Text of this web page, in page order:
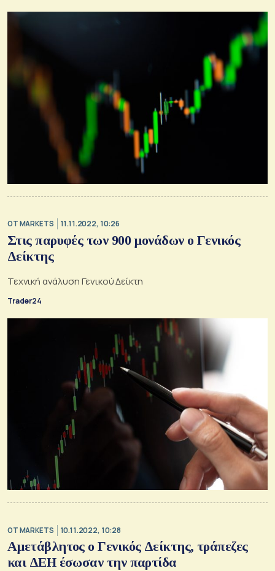
OT MARKETS 11.11.2022, 10:26
Στις παρυφές των 900 μονάδων ο Γενικός
Δείκτης
Τεχνική ανάλυση Γενικού Δείκτη
Trader24
OT MARKETS 10.11.2022, 10:28
Αμετάβλητoς ο Γενικός Δείκτης, τράπεζες
και ΔΕΗ έσωσαν την παρτίδα